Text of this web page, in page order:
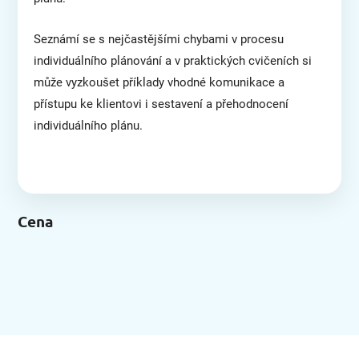
Seznámí se s nejčastějšími chybami v procesu
individuálního plánování a v praktických cvičeních si
může vyzkoušet příklady vhodné komunikace a
přístupu ke klientovi i sestavení a přehodnocení
individuálního plánu.
Cena